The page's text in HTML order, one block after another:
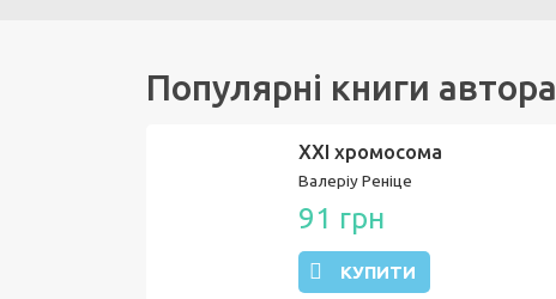
Популярні книги автора
XXI хромосома
Валеріу Реніце
91 грн
КУПИТИ